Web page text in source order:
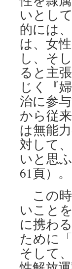
いとし
的には
は、女
し、そ
ると主
じく『
治に参
から従
は無能
対して
いと思
61頁）。
この時
いこと
に携わ
ために
そして